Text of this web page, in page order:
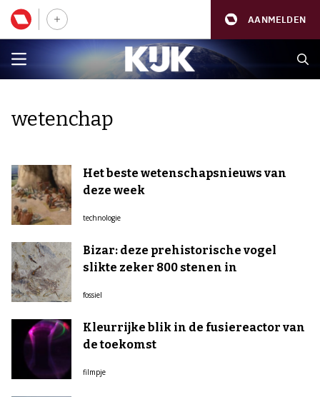
AANMELDEN
wetenchap
Het beste wetenschapsnieuws van
deze week
technologie
Bizar: deze prehistorische vogel
slikte zeker 800 stenen in
fossiel
Kleurrijke blik in de fusiereactor van
de toekomst
filmpje